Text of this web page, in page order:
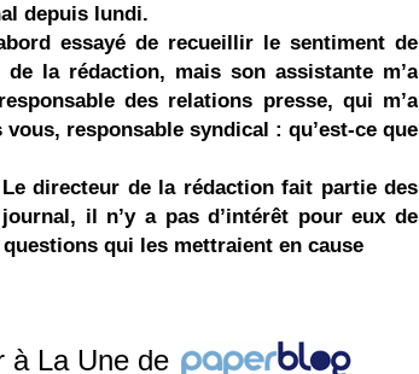
depuis lundi.
essayé de recueillir le sentiment de
la rédaction, mais son assistante m’a
des relations presse, qui m’a
responsable syndical : qu’est-ce que
directeur de la rédaction fait partie des
il n’y a pas d’intérêt pour eux de
qui les mettraient en cause
à La Une de